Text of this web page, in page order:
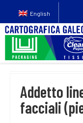
English
Addetto
facciali